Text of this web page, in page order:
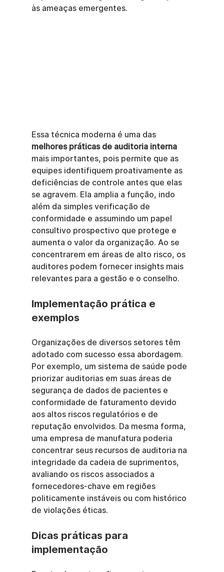
às ameaças emergentes.
Essa técnica moderna é uma das
melhores práticas de auditoria interna
mais importantes, pois permite que as
equipes identifiquem proativamente as
deficiências de controle antes que elas
se agravem. Ela amplia a função, indo
além da simples verificação de
conformidade e assumindo um papel
consultivo prospectivo que protege e
aumenta o valor da organização. Ao se
concentrarem em áreas de alto risco, os
auditores podem fornecer insights mais
relevantes para a gestão e o conselho.
Implementação prática e
exemplos
Organizações de diversos setores têm
adotado com sucesso essa abordagem.
Por exemplo, um sistema de saúde pode
priorizar auditorias em suas áreas de
segurança de dados de pacientes e
conformidade de faturamento devido
aos altos riscos regulatórios e de
reputação envolvidos. Da mesma forma,
uma empresa de manufatura poderia
concentrar seus recursos de auditoria na
integridade da cadeia de suprimentos,
avaliando os riscos associados a
fornecedores-chave em regiões
politicamente instáveis ou com histórico
de violações éticas.
Dicas práticas para
implementação